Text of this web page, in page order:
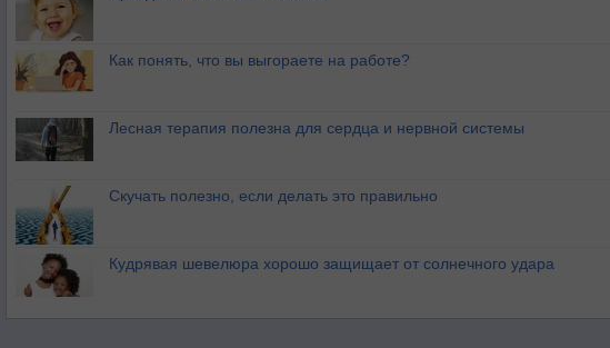
Как понять, что вы выгораете на работе?
Лесная терапия полезна для сердца и нервной системы
Скучать полезно, если делать это правильно
Кудрявая шевелюра хорошо защищает от солнечного удара